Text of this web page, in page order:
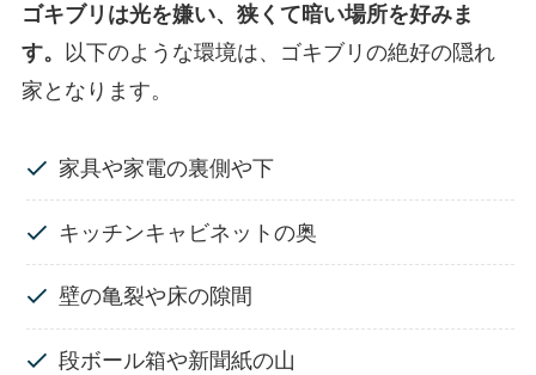
ゴキブリは光を嫌い、狭くて暗い場所を好みま
す。
以下のような環境は、ゴキブリの絶好の隠れ
家となります。
家具や家電の裏側や下
キッチンキャビネットの奥
壁の亀裂や床の隙間
段ボール箱や新聞紙の山